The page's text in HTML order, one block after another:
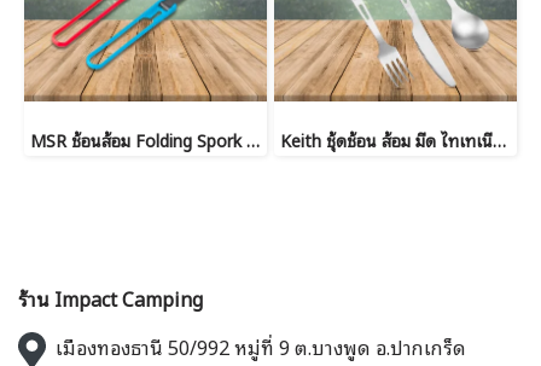
MSR ช้อนส้อม Folding Spork V2 Keith ชุ้ดช้อน ส้อม มีด ไทเทเนียม Titanium Ti5213 Cutlery Set (โลโก้ใหม่)
ร้าน Impact Camping
เมืองทองธานี 50/992 หมู่ที่ 9 ต.บางพูด อ.ปากเกร็ด